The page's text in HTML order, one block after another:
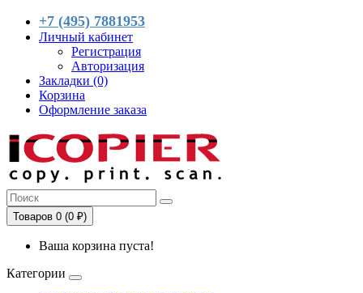
+7 (495) 7881953
Личный кабинет
Регистрация
Авторизация
Закладки (0)
Корзина
Оформление заказа
Товаров 0 (0 ₽)
Ваша корзина пуста!
Категории